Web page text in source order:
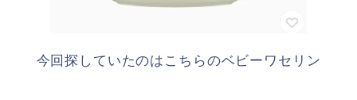
今回探していたのはこちらのベビーワセリン